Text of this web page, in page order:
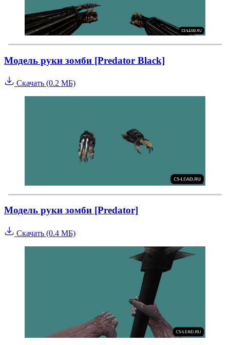
Модель руки зомби [Predator Black]
Скачать (0.2 МБ)
Модель руки зомби [Predator]
Скачать (0.4 МБ)